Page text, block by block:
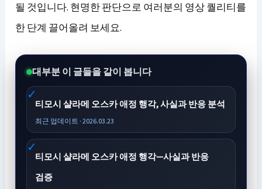
될 것입니다. 현명한 판단으로 여러분의 영상 퀄리티를
한 단계 끌어올려 보세요.
대부분 이 글들을 같이 봅니다
티모시 샬라메 오스카 애정 행각, 사실과 반응 분석
최근 업데이트 · 2026.03.23
티모시 샬라메 오스카 애정 행각—사실과 반응
검증